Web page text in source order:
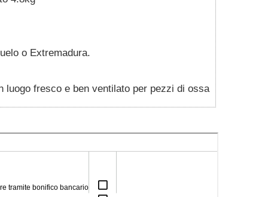
o Extremadura.
luogo fresco e ben ventilato per pezzi di ossa